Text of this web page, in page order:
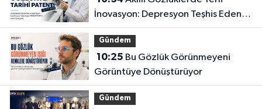
İnovasyon: Depresyon Teşhis Eden
Gözlüğe Türkpatent Onayı
Gündem
10:25
Görüntüye Dönüştürüyor
Gündem